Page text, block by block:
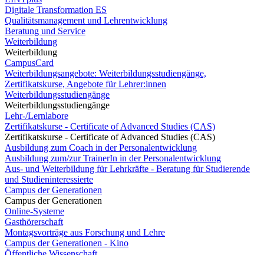
Digitale Transformation ES
Qualitätsmanagement und Lehrentwicklung
Beratung und Service
Weiterbildung
Weiterbildung
CampusCard
Weiterbildungsangebote: Weiterbildungsstudiengänge,
Zertifikatskurse, Angebote für Lehrer:innen
Weiterbildungsstudiengänge
Weiterbildungsstudiengänge
Lehr-/Lernlabore
Zertifikatskurse - Certificate of Advanced Studies (CAS)
Zertifikatskurse - Certificate of Advanced Studies (CAS)
Ausbildung zum Coach in der Personalentwicklung
Ausbildung zum/zur TrainerIn in der Personalentwicklung
Aus- und Weiterbildung für Lehrkräfte - Beratung für Studierende
und Studieninteressierte
Campus der Generationen
Campus der Generationen
Online-Systeme
Gasthörerschaft
Montagsvorträge aus Forschung und Lehre
Campus der Generationen - Kino